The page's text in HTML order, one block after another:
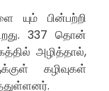
யும் பின்பற்றி
337 தொன்
அழித்தால்,
கழிவுகள்